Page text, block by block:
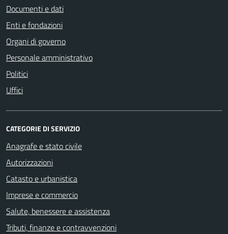
Documenti e dati
Enti e fondazioni
Organi di governo
Personale amministrativo
Politici
Uffici
CATEGORIE DI SERVIZIO
Anagrafe e stato civile
Autorizzazioni
Catasto e urbanistica
Imprese e commercio
Salute, benessere e assistenza
Tributi, finanze e contravvenzioni